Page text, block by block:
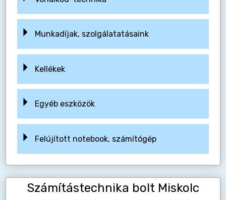
Munkadíjak, szolgálatatásaink
Kellékek
Egyéb eszközök
Felújított notebook, számítógép
Számítástechnika bolt Miskolc